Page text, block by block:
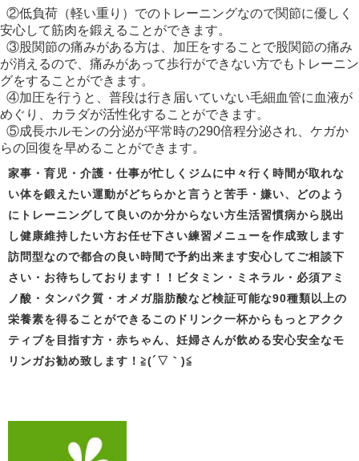
②低負荷（軽い重り）でのトレーニングなので関節に優しく
安心して筋肉を鍛えることができます。
③股関節の痛みがある方は、加圧をすることで股関節の痛み
が消えるので、痛みがあって歩行ができない方でもトレーニン
グをすることができます。
④加圧を行うと、普段は行き届いていない毛細血管に血液が
めぐり、カラダが活性化することができます。
⑤成長ホルモンの分泌が平常時の290倍程分泌され、ケガか
らの回復を早めることができます。
家事・育児・介護・仕事が忙しくジムに中々行く時間が取れな
い体を鍛えたい運動がどちらかと言うと苦手・嫌い、どのよう
にトレーニングして良いのか分からない方生活習慣病から脱出
し健康維持したい方お任せ下さい練習メニューを作成致します
訪問型なので都合の良い時間で予約出来ます安心してご相談下
さい・お待ちしております！！ ビタミン・ミネラル・必須アミ
ノ酸・タンパク質・オメガ脂肪酸など検証可能な90種類以上の
栄養素を得ることができるこのドリンク一杯から も っとアクク
ティブを目指す方・赤ちゃん、妊婦さんが飲める安心安全なモ
リンガお勧め致します！ ≧(´▽｀)≦